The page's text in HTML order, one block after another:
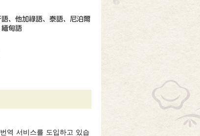
、他加祿語、泰語、尼泊爾
緬甸語
역 서비스를 도입하고 있습